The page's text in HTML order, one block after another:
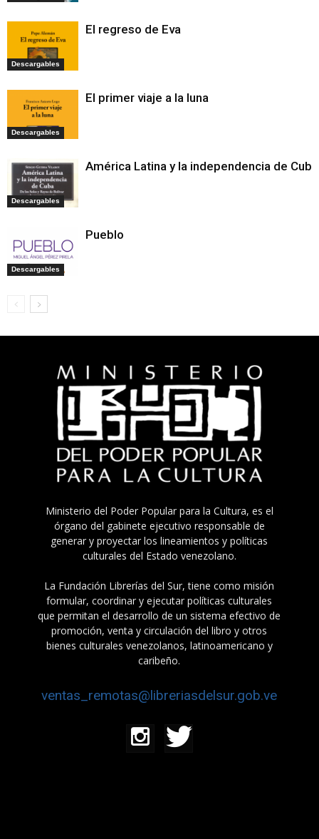
Descargables
El regreso de Eva
Descargables
El primer viaje a la luna
Descargables
América Latina y la independencia de Cuba
Descargables
Pueblo
Ministerio del Poder Popular para la Cultura, es el
órgano del gabinete ejecutivo responsable de
generar y proyectar los lineamientos y políticas
culturales del Estado venezolano.
La Fundación Librerías del Sur, tiene como misión
formular, coordinar y ejecutar políticas culturales
que permitan el desarrollo de un sistema efectivo de
promoción, venta y circulación del libro y otros
bienes culturales venezolanos, latinoamericano y
caribeño.
ventas_remotas@libreriasdelsur.gob.ve